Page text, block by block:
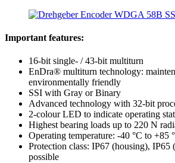
Important features:
16-bit single- / 43-bit multiturn
EnDra® multiturn technology:
environmentally friendly
SSI with Gray or Binary
Advanced technology with 32-bit
2-colour LED to indicate operating
Highest bearing loads up to 220 N
Operating temperature: -40 °C to +85
Protection class: IP67 (housing), IP65
possible